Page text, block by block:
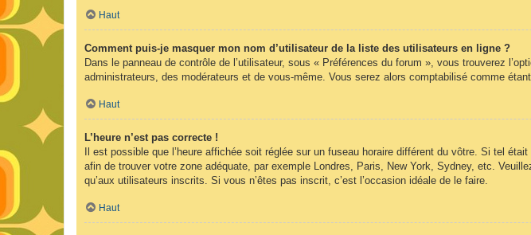
Haut
Comment puis-je masquer mon nom d’utilisateur de la liste des utilisateurs en ligne ?
Dans le panneau de contrôle de l’utilisateur, sous « Préférences du forum », vous trouverez
administrateurs, des modérateurs et de vous-même. Vous serez alors comptabilisé comme
Haut
L’heure n’est pas correcte !
Il est possible que l’heure affichée soit réglée sur un fuseau horaire différent du vôtre. Si tel
afin de trouver votre zone adéquate, par exemple Londres, Paris, New York, Sydney, etc.
qu’aux utilisateurs inscrits. Si vous n’êtes pas inscrit, c’est l’occasion idéale de le faire.
Haut